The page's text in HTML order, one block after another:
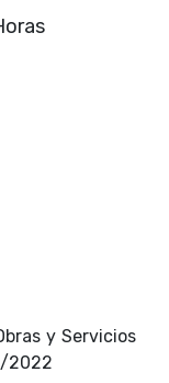
y Servicios
2022